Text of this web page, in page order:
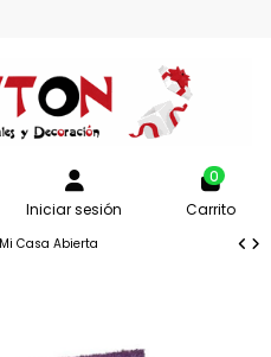
Iniciar sesión
0
Carrito
Casa Abierta